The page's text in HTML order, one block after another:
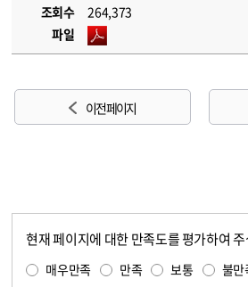
조회수
264,373
파일
이전 페이지
현재 페이지에 대한 만족도를 평가하여
매우만족 만족 보통 불만